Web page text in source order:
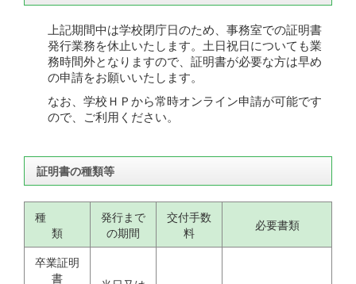
上記期間中は学校閉庁日のため、事務室での証明書
発行業務を休止いたします。土日祝日についても業
務時間外となりますので、証明書が必要な方は早め
の申請をお願いいたします。
なお、学校ＨＰから常時オンライン申請が可能です
ので、ご利用ください。
証明書の種類等
種
類
発行まで
の期間
交付手数
料
必要書類
卒業証明
書